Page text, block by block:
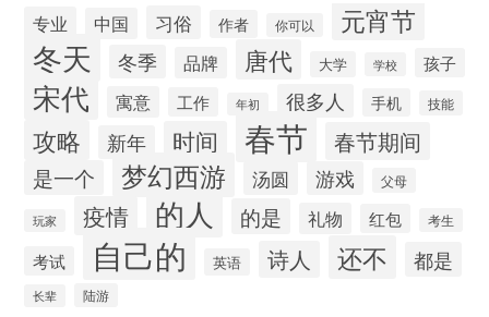
专业 中国 习俗 作者 你可以 元宵节
冬天 冬季 品牌 唐代 大学 学校 孩子
宋代 寓意 工作 年初 很多人 手机 技能
攻略 新年 时间 春节 春节期间
是一个 梦幻西游 汤圆 游戏 父母
玩家 疫情 的人 的是 礼物 红包 考生
考试 自己的 英语 诗人 还不 都是
长辈 陆游